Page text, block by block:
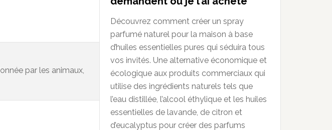
par les animaux,
Découvrez comment créer un spray
parfumé naturel pour la maison à base
d’huiles essentielles pures qui séduira tous
vos invités. Une alternative économique et
écologique aux produits commerciaux qui
utilise des ingrédients naturels tels que
l’eau distillée, l’alcool éthylique et les huiles
essentielles de lavande, de citron et
d’eucalyptus pour créer des parfums